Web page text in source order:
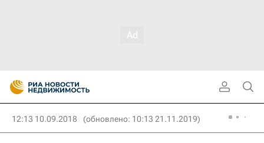
12:13 10.09.2018 (обновлено: 10:13 21.11.2019)